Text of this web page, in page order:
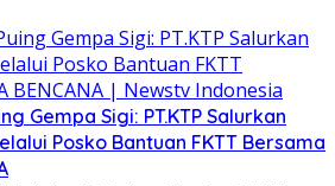
Gempa Sigi: PT.KTP Salurkan
Posko Bantuan FKTT Bersama